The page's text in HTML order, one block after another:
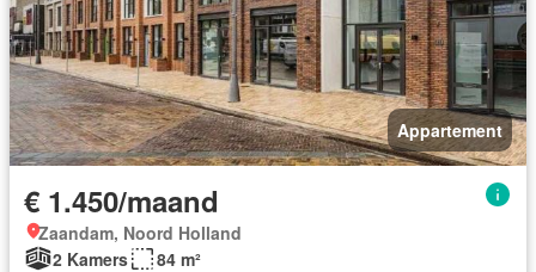
Appartement
€ 1.450/maand
Zaandam, Noord Holland
2 Kamers
84 m²